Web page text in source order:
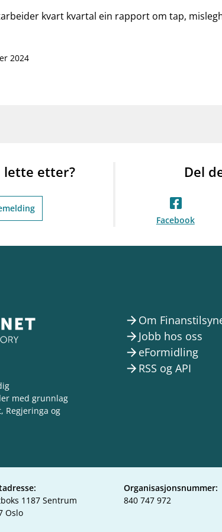
kvart kvartal ein rapport om tap,
2024
lette etter? Del
Facebook
med grunnlag
Regjeringa og
arrow_forward Om
arrow_forward Jobb hos oss
arrow_forward eFormidling
arrow_forward RSS og API
1187 Sentrum
Oslo
Organisasjonsnummer:
840 747 972